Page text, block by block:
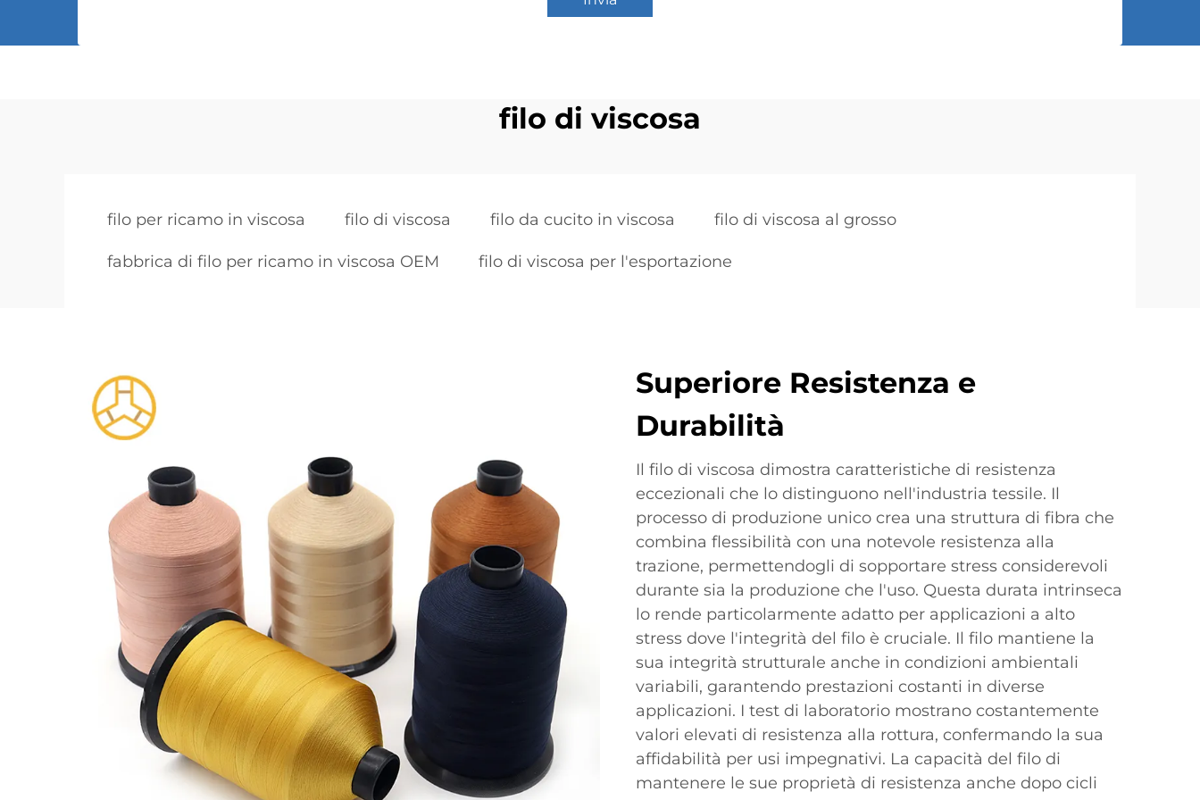
filo di viscosa
filo per ricamo in viscosa filo di viscosa filo da cucito in viscosa filo di viscosa al grosso
fabbrica di filo per ricamo in viscosa OEM filo di viscosa per l'esportazione
Superiore Resistenza e
Durabilità
Il filo di viscosa dimostra caratteristiche di resistenza
eccezionali che lo distinguono nell'industria tessile. Il
processo di produzione unico crea una struttura di fibra che
combina flessibilità con una notevole resistenza alla
trazione, permettendogli di sopportare stress considerevoli
durante sia la produzione che l'uso. Questa durata intrinseca
lo rende particolarmente adatto per applicazioni a alto
stress dove l'integrità del filo è cruciale. Il filo mantiene la
sua integrità strutturale anche in condizioni ambientali
variabili, garantendo prestazioni costanti in diverse
applicazioni. I test di laboratorio mostrano costantemente
valori elevati di resistenza alla rottura, confermando la sua
affidabilità per usi impegnativi. La capacità del filo di
mantenere le sue proprietà di resistenza anche dopo cicli